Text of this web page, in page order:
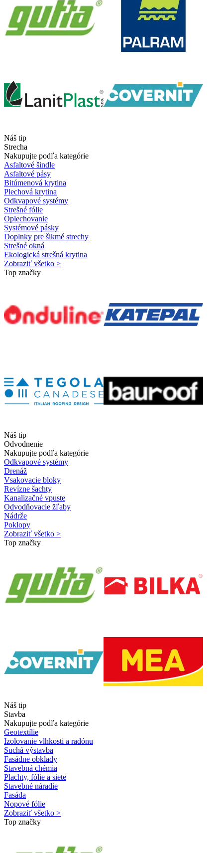
Náš tip
Strecha
Nakupujte podľa kategórie
Asfaltové šindle
Asfaltové pásy
Bitúmenová krytina
Plechová krytina
Odkvapové systémy
Strešné fólie
Oplechovanie
Systémové pásky
Doplnky pre šikmé strechy
Strešné okná
Ekologická strešná krytina
Zobraziť všetko >
Top značky
Náš tip
Odvodnenie
Nakupujte podľa kategórie
Odkvapové systémy
Drenáž
Vsakovacie bloky
Revízne šachty
Kanalizačné vpuste
Odvodňovacie žľaby
Nádrže
Poklopy
Zobraziť všetko >
Top značky
Náš tip
Stavba
Nakupujte podľa kategórie
Geotextílie
Izolovanie vlhkosti a radónu
Suchá výstavba
Fasádne obklady
Stavebná chémia
Plachty, fólie a siete
Stavebné náradie
Fasáda
Nopové fólie
Zobraziť všetko >
Top značky